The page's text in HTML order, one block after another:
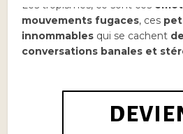
Les tropismes, ce sont ces
mouvements fugaces, ces
innommables qui se cachent
conversations banales et